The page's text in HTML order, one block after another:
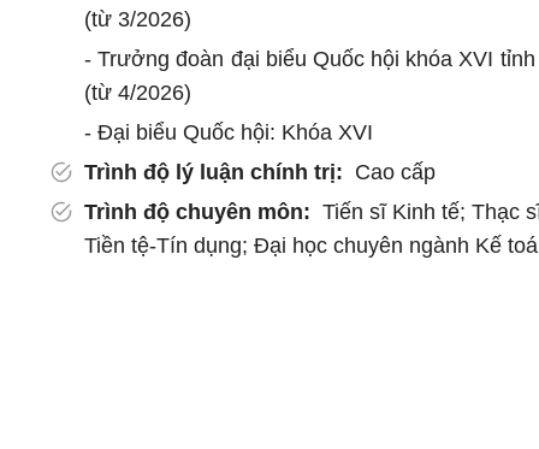
(từ 3/2026)
- Trưởng đoàn đại biểu Quốc hội khóa XVI
(từ 4/2026)
- Đại biểu Quốc hội: Khóa XVI
Trình độ lý luận chính trị: Cao cấp
Trình độ chuyên môn: Tiến sĩ Kinh tế; Thạc
Tiền tệ-Tín dụng; Đại học chuyên ngành Kế